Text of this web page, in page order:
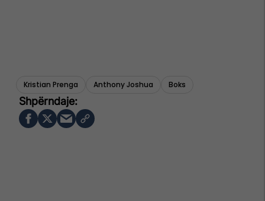
Kristian Prenga Anthony Joshua Boks